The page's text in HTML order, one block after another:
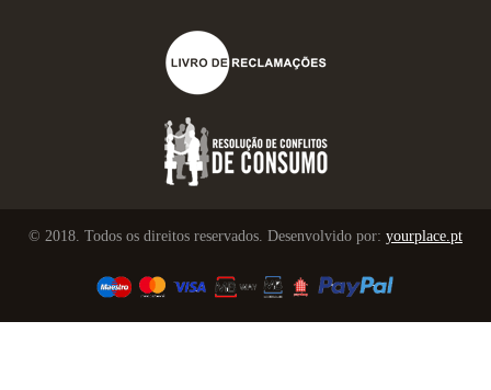
© 2018. Todos os direitos reservados. Desenvolvido por: yourplace.pt